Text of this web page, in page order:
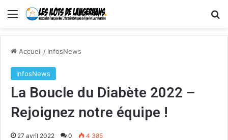
Menu
Accueil / InfosNews
InfosNews
La Boucle du Diabète 2022 –
Rejoignez notre équipe !
27 avril 2022 0 4 385